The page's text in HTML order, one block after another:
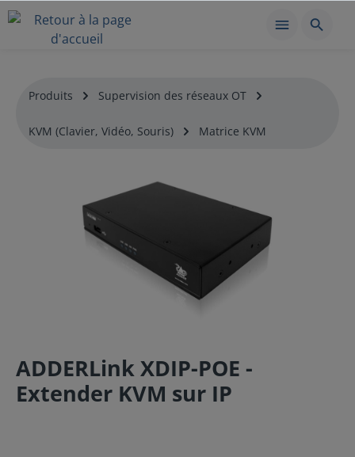
Produits Supervision des réseaux OT
KVM (Clavier, Vidéo, Souris) Matrice KVM
ADDERLink XDIP-POE -
Extender KVM sur IP